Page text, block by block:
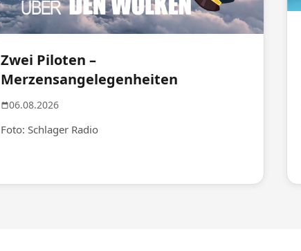
Zwei Piloten –
Merzensangelegenheiten
06.08.2026
Foto: Schlager Radio